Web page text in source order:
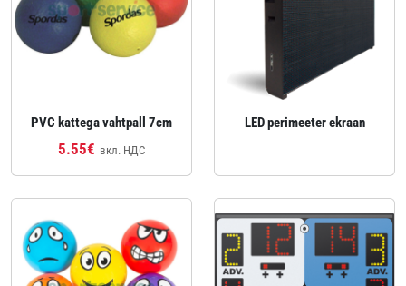
PVC kattega vahtpall 7cm
5.55€ вкл. НДС
LED perimeeter ekraan